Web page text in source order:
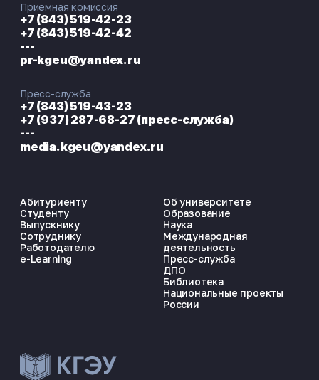
ЭНЕРГОКОД — ПОМОЩНИК КГЭУ
Абитуриенту
Студенту
Выпускнику
Сотруднику
Работодателю
e-Learning
Об университете
Образование
Наука
Международная
деятельность
Пресс-служба
ДПО
Библиотека
Национальные проекты
России
Приемная комиссия
+7 (843) 519-42-23
+7 (843) 519-42-42
---
pr-kgeu@yandex.ru
Пресс-служба
+7 (843) 519-43-23
+7 (937) 287-68-27 (пресс-служба)
---
media.kgeu@yandex.ru